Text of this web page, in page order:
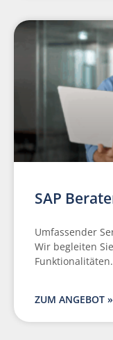
SAP
Umfassender
Wir begleiten
Funktionalitäten.
ZUM ANGEBOT »